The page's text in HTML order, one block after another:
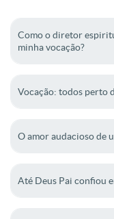
Como o diretor
minha vocação?
Vocação: todos perto
O amor audacioso de
Até Deus Pai confiou